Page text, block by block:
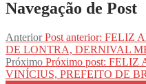
Navegação de Post
Anterior Post anterior: FELIZ
DE LONTRA, DERNIVAL
Próximo Próximo post: FELIZ
VINÍCIUS, PREFEITO DE